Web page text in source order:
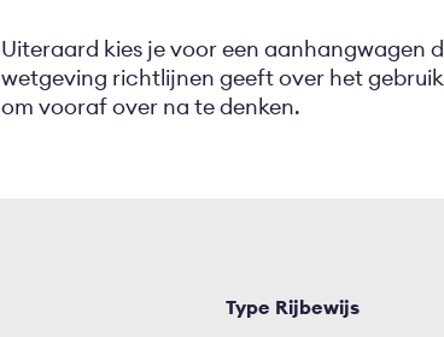
Uiteraard kies je voor een aanhangwagen
wetgeving richtlijnen geeft over het
om vooraf over na te denken.
Type Rijbewijs